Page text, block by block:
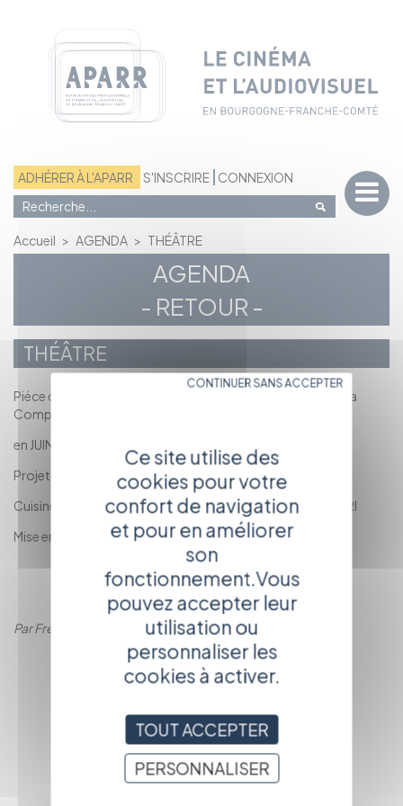
ADHÉRER À L'APARR S'INSCRIRE CONNEXION
Accueil > AGENDA > THÉÂTRE
AGENDA
- RETOUR -
THÉÂTRE
Piéce qui sera jouer au Palais Synodal de Sens (89100) par la
Compagnie du T.M.S
en JUIN 2012
Projet 2012/2013
Cuisine et Dépendances d'Agnès JAOUI et Jean Pierre BACRI
Mise en scène Sébastien FREY
Par Frederic LEITAO
RETOUR À LA
PAGE
Ce site utilise des
cookies pour votre
confort de navigation
et pour en améliorer
son
fonctionnement.Vous
pouvez accepter leur
utilisation ou
personnaliser les
cookies à activer.
TOUT ACCEPTER
CONTINUER SANS ACCEPTER
PERSONNALISER